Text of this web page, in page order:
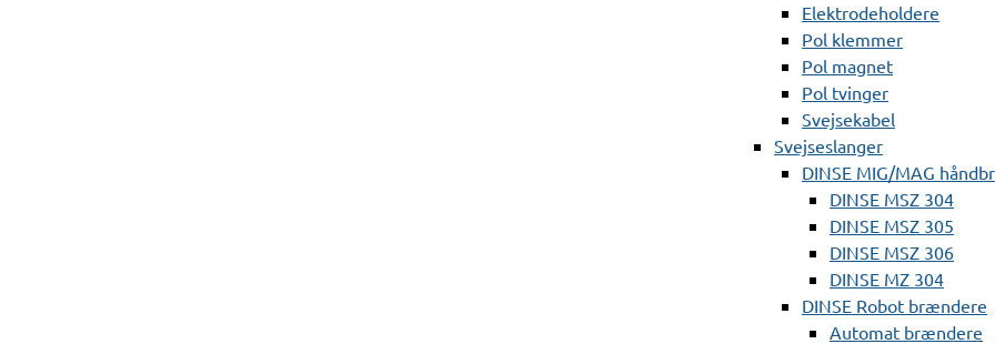
Elektrodeholdere
Pol klemmer
Pol magnet
Pol tvinger
Svejsekabel
Svejseslanger
DINSE MIG/MAG
DINSE MSZ 304
DINSE MSZ 305
DINSE MSZ 306
DINSE MZ 304
DINSE Robot brændere
Automat brændere